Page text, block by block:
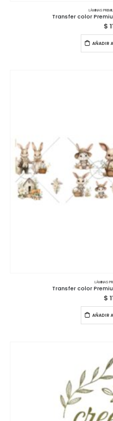
LÁMINAS
Transfer color
$
AÑADIR
LÁMINAS
Transfer color
$
AÑADIR